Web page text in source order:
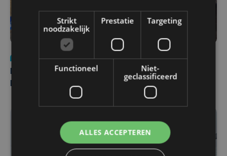
Nieuws
di 4 augustus | 09:32
Man en vrouw dood aangetroffen in woning in Sint-
Strikt
noodzakelijk
Prestatie Targeting
Functioneel
Niet-
geclassificeerd
ALLES ACCEPTEREN